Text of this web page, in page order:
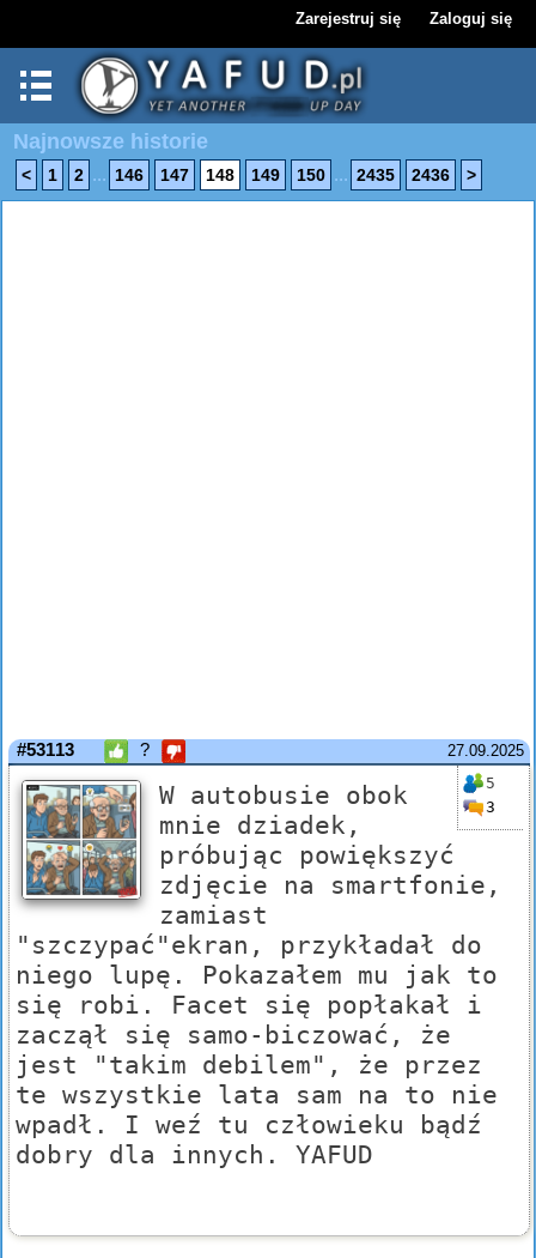
Zarejestruj się Zaloguj się
Najnowsze historie
< 1 2 ... 146 147 148 149 150 ... 2435 2436 >
27.09.2025
#53113 ?
5
3
W autobusie obok
mnie dziadek,
próbując powiększyć
zdjęcie na smartfonie,
zamiast
"szczypać"ekran, przykładał do
niego lupę. Pokazałem mu jak to
się robi. Facet się popłakał i
zaczął się samo-biczować, że
jest "takim debilem", że przez
te wszystkie lata sam na to nie
wpadł. I weź tu człowieku bądź
dobry dla innych. YAFUD